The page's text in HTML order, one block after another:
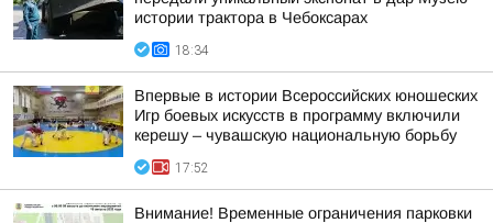
истории трактора в Чебоксарах
18:34
Впервые в истории Всероссийских юношеских
Игр боевых искусств в программу включили
керешу – чувашскую национальную борьбу
17:52
Внимание! Временные ограничения парковки